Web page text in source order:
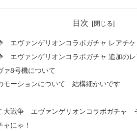
目次
エヴァンゲリオンコラボガチャ レアチケ
エヴァンゲリオンコラボガチャ 追加のレ
ァ8号機について
モーションについて 結構細かいです
大戦争 エヴァンゲリオンコラボガチャ
にゃ！